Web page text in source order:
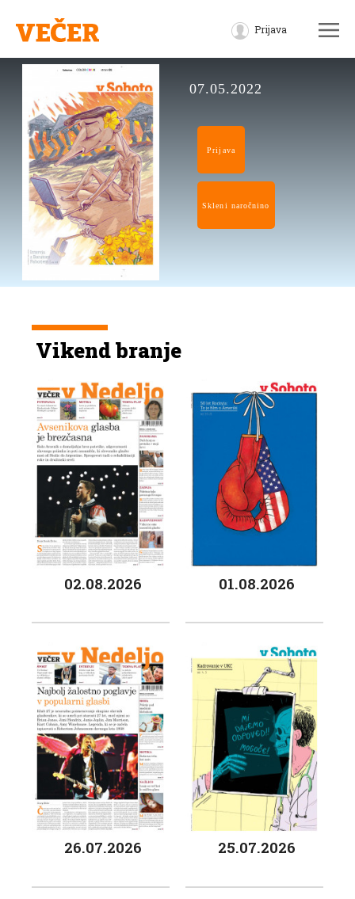
Prijava
07.05.2022
Prijava
Skleni naročnino
Vikend branje
02.08.2026 01.08.2026
26.07.2026 25.07.2026